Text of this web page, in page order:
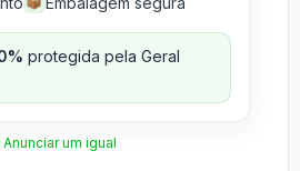
protegida pela Geral
Anunciar um igual